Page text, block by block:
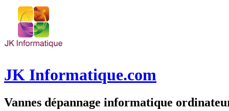
JK Informatique.com
Vannes dépannage informatique